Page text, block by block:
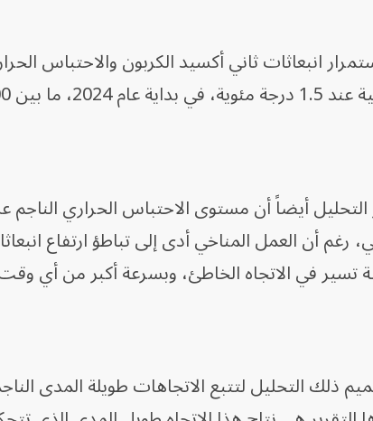
انبعاثات ثاني أكسيد الكربون والاحتباس
ما بين 100 إلى 450 جيجا طن.
أيضاً أن مستوى الاحتباس الحراري الناجم
رغم أن العمل المناخي أدى إلى تباطؤ ارتفاع
تسير في الاتجاه الخاطئ، وبسرعة أكبر من أي
ذلك التحليل لتتبع الاتجاهات طويلة المدى